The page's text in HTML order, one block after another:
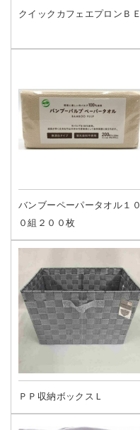
クイックカフェエプロンＢＥ
バンブーペーパータオル１０
０組２００枚
ＰＰ収納ボックスＬ